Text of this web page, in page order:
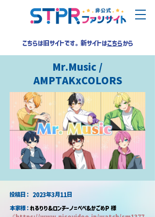
こちらは旧サイトです。新サイトはこちらから
Mr.Music /
AMPTAKxCOLORS
2023年3月11日
​投稿日：
本家様：れるりり&ロンチーノ=ペペ&かごめP 様